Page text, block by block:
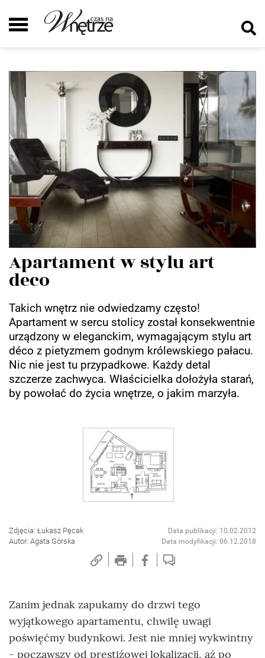
Apartament w stylu art
deco
Takich wnętrz nie odwiedzamy często!
Apartament w sercu stolicy został konsekwentnie
urządzony w eleganckim, wymagającym stylu art
déco z pietyzmem godnym królewskiego pałacu.
Nic nie jest tu przypadkowe. Każdy detal
szczerze zachwyca. Właścicielka dołożyła starań,
by powołać do życia wnętrze, o jakim marzyła.
Zdjęcia: Łukasz Pęcak
Autor: Agata Górska
Data publikacji: 10.02.2012
Data modyfikacji: 06.12.2018
Zanim jednak zapukamy do drzwi tego
wyjątkowego apartamentu, chwilę uwagi
poświęćmy budynkowi. Jest nie mniej wykwintny
- począwszy od prestiżowej lokalizacji, aż po